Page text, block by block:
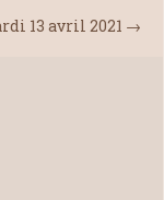
13 avril 2021 →